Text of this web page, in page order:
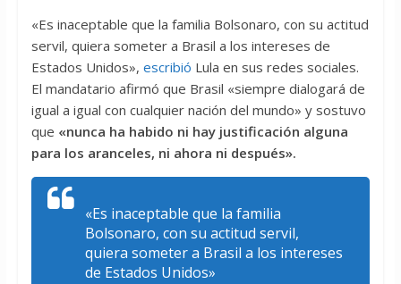
«Es inaceptable que la familia Bolsonaro, con su actitud
servil, quiera someter a Brasil a los intereses de
Estados Unidos», escribió Lula en sus redes sociales.
El mandatario afirmó que Brasil «siempre dialogará de
igual a igual con cualquier nación del mundo» y sostuvo
que «nunca ha habido ni hay justificación alguna
para los aranceles, ni ahora ni después».
«Es inaceptable que la familia
Bolsonaro, con su actitud servil,
quiera someter a Brasil a los intereses
de Estados Unidos»